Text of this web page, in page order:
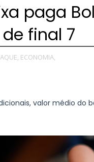
paga
de final 7
ECONOMIA,
valor médio do